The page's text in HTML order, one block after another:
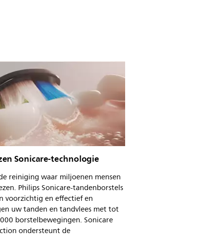
Sonicare-technologie
reiniging waar miljoenen mensen
Philips Sonicare-tandenborstels
voorzichtig en effectief en
uw tanden en tandvlees met tot
borstelbewegingen. Sonicare
ondersteunt de